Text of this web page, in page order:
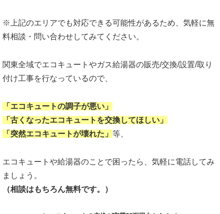
※上記のエリアでも対応できる可能性があるため、気軽に無
料相談・問い合わせしてみてください。
関東全域でエコキュートやガス給湯器の販売/交換/設置/取り
付け工事を行なっているので、
「エコキュートの調子が悪い」
「古くなったエコキュートを交換してほしい」
「突然エコキュートが壊れた」 等、
エコキュートや給湯器のことで困ったら、気軽に電話してみ
ましょう。
（相談はもちろん無料です。）